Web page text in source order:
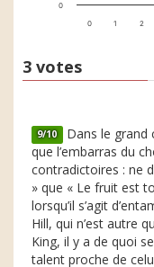
0 1 2
0
3 votes
9/10 Dans le grand
que l’embarras du
contradictoires : ne
» que « Le fruit est
lorsqu’il s’agit
Hill, qui n’est autre
King, il y a de quoi
talent proche de